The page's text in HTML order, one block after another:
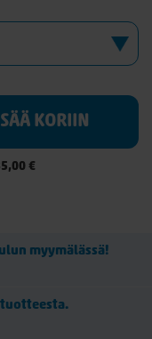
KORIIN
€
myymälässä!